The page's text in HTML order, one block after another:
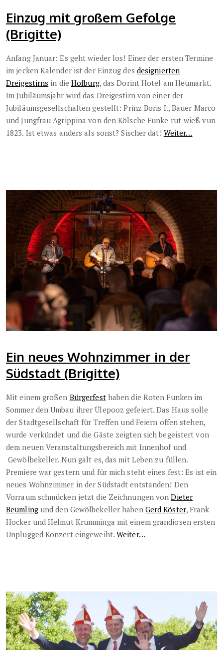
Einzug mit großem Gefolge
(Brigitte)
Anfang Januar: Es geht wieder los! Einer der ersten Termine
im jecken Kalender ist der Einzug des designierten
Dreigestirns in dieHofburg, das Dorint Hotel am Heumarkt.
Im Jubiläumsjahr wird das Dreigestirn von einer der
Jubiläumsgesellschaften gestellt: Prinz Boris I., Bauer Marco
und Jungfrau Agrippina von den Kölsche Funke rut-wieß vun
1823. Ist etwas anders als sonst? Sischer dat! Weiter…
Ein neues Wohnzimmer in der
Südstadt (Brigitte)
Mit einem großen Bürgerfesthaben die Roten Funken im
Sommer den Umbau ihrer Ülepooz gefeiert. Das Haus solle
der Stadtgesellschaft für Treffen und Feiern offen stehen,
wurde verkündet und die Gäste zeigten sich begeistert von
dem neuen Veranstaltungsbereich mit Innenhof und
Gewölbekeller. Nun galt es, das mit Leben zu füllen.
Premiere war gestern und für mich steht eines fest: Es ist ein
neues Wohnzimmer in der Südstadt entstanden! Den
Vorraum schmücken jetzt die Zeichnungen vonDieter
Beumlingund den Gewölbekeller haben Gerd Köster, Frank
Hocker und Helmut Krumminga mit einem grandiosen ersten
Unplugged Konzert eingeweiht.Weiter…